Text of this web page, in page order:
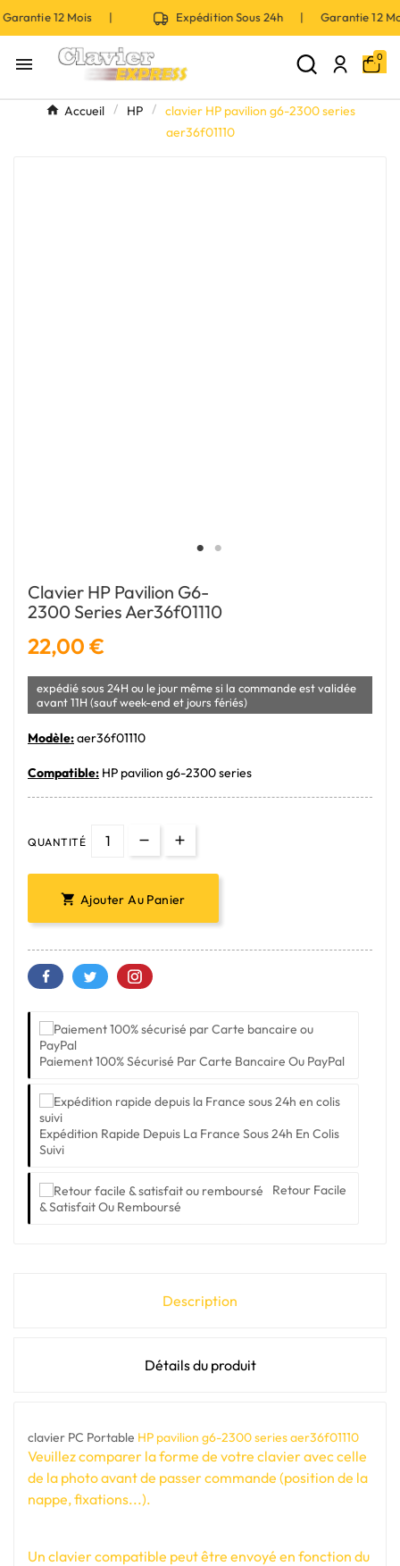
12 Mois | Expédition Sous 24h | Garantie 12
 0
Accueil HP
clavier HP pavilion g6-2300 series
aer36f01110
Clavier HP Pavilion G6-
2300 Series Aer36f01110
22,00 €
expédié sous 24H ou le jour même si la commande est validée
avant 11H (sauf week-end et jours fériés)
Modèle:aer36f01110
Compatible: HP pavilion g6-2300 series
QUANTITÉ
 Ajouter Au Panier
Paiement 100% Sécurisé Par Carte Bancaire Ou PayPal
Expédition Rapide Depuis La France Sous 24h En Colis
Suivi
Retour Facile
& Satisfait Ou Remboursé
Description
Détails du produit
clavier PC Portable HP pavilion g6-2300 series aer36f01110
Veuillez comparer la forme de votre clavier avec celle
de la photo avant de passer commande (position de la
nappe, fixations...).
Un clavier compatible peut être envoyé en fonction du